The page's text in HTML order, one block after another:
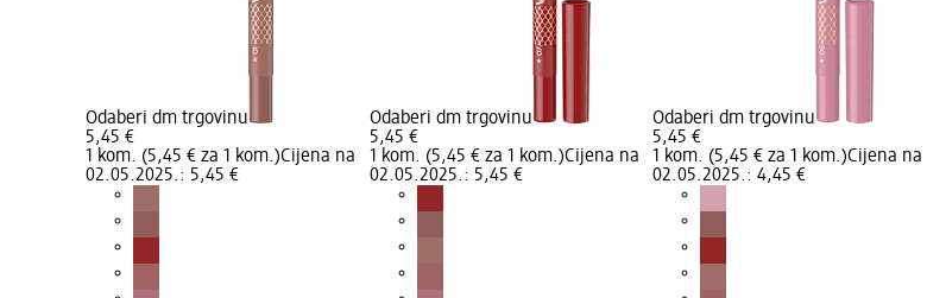
Odaberi dm trgovinu
5,45 €
1 kom. (5,45 € za 1 kom.)Cijena na
02.05.2025.: 5,45 €
Odaberi dm trgovinu
5,45 €
1 kom. (5,45 € za 1 kom.)Cijena na
02.05.2025.: 5,45 €
Odaberi dm trgovinu
5,45 €
1 kom. (5,45 € za 1 kom.)Cijena na
02.05.2025.: 4,45 €